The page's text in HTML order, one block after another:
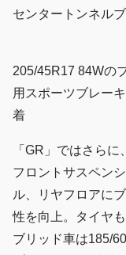
センタートンネル
205/45R17 84Wの
用スポーツブレー
着
「GR」ではさら
フロントサスペン
ル、リヤフロアに
性を向上。タイヤ
ブリッド車は185/